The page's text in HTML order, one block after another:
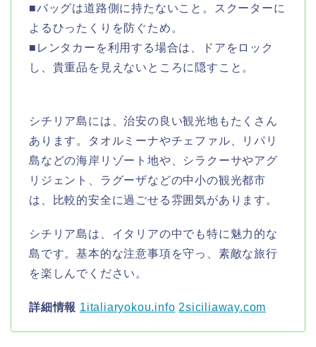
■バッグは道路側に持たないこと。スクーターに
よるひったくりを防ぐため。
■レンタカーを利用する場合は、ドアをロック
し、貴重品を見えないところに隠すこと。
シチリア島には、治安の良い観光地もたくさん
あります。タオルミーナやチェファル、リパリ
島などの海岸リゾート地や、シラクーサやアグ
リジェント、ラグーザなどの中小の観光都市
は、比較的安全に過ごせる雰囲気があります。
シチリア島は、イタリアの中でも特に魅力的な
島です。基本的な注意事項を守っ、素敵な旅行
を楽しんでください。
詳細情報 1italiaryokou.info 2siciliaway.com